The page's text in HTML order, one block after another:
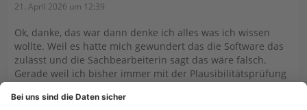
21. April 2026 um 12:39
Ok, danke, das war dann denke ich alles was ich wissen
wollte. Weil es hatte mich gewundert das die Software das
zulässt und die Sachbearbeiterin sagt das wäre falsch.
Gerade weil ich bisher immer mit der Plausibilitätsprüfung